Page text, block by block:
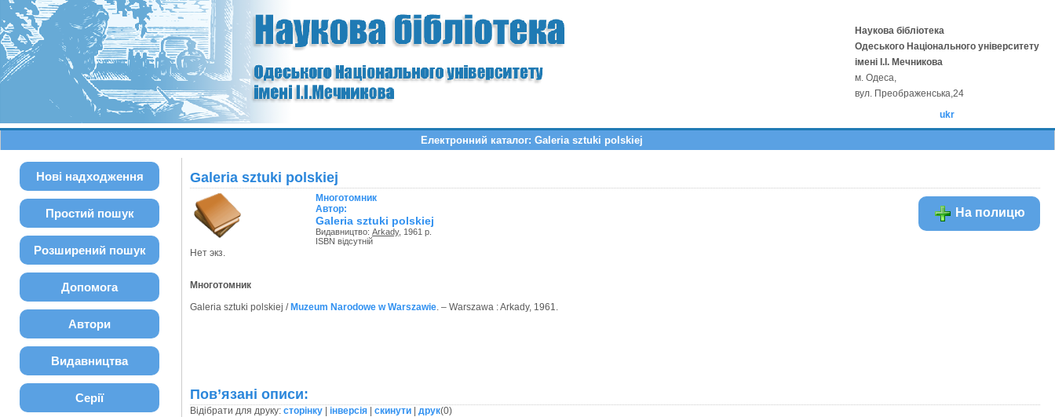
Наукова бібліотека
Одеського Національного університету
імені І.І. Мечникова
м. Одеса,
вул. Преображенська,24
ukr
Електронний каталог: Galeria sztuki polskiej
Нові надходження
Простий пошук
Розширений пошук
Допомога
Автори
Видавництва
Серії
Galeria sztuki polskiej
Нет экз.
Многотомник
Автор:
Galeria sztuki polskiej
Видавництво: Arkady, 1961 р.
ISBN відсутній
На полицю
Многотомник
Galeria sztuki polskiej / Muzeum Narodowe w Warszawie. – Warszawa : Arkady, 1961.
Пов’язані описи:
Відібрати для друку: сторінку| інверсія| скинути| друк(0)